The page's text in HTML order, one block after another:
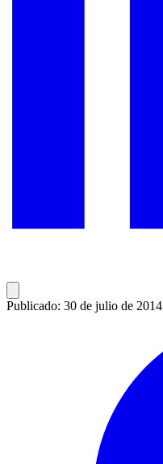
Publicado: 30 de julio de 2014